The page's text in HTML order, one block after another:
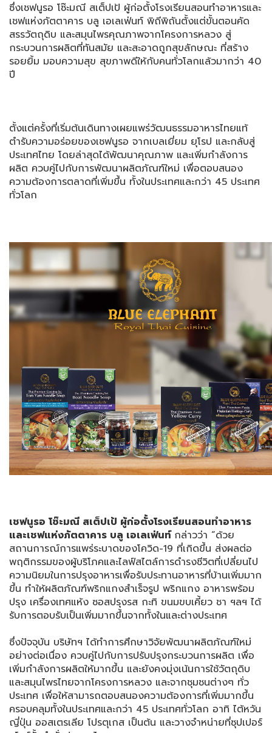
ซึ่งเชฟนูรอ โซ๊ะมณี สเต็ปเป้ ผู้ก่อตั้งโรงเรียนสอนทำอาหารและ
เชฟแห่งภัตตาคาร บลู เอเลเฟ่นท์ พิถีพิถันตั้งแต่ขั้นตอนคัด
สรรวัตถุดิบ และสมุนไพรคุณภาพจากโครงการหลวง สู่
กระบวนการผลิตที่ทันสมัย และสะอาดถูกสุขลักษณะ ที่สร้าง
รอยยิ้ม มอบความสุข สุขภาพดีให้กับคนทั่วโลกแล้วมากว่า 40
ปี
ตั้งแต่ครั้งที่เริ่มต้นเดินทางเผยแพร่วัฒนธรรมอาหารไทยแท้
ตำรับความอร่อยของเชฟนูรอ จากเบลเยี่ยม ยุโรป และกลับสู่
ประเทศไทย โดยล่าสุดได้พัฒนาคุณภาพ และเพิ่มกำลังการ
ผลิต ควบคู่ไปกับการพัฒนาผลิตภัณฑ์ใหม่ เพื่อตอบสนอง
ความต้องการตลาดที่เพิ่มขึ้น ทั้งในประเทศและกว่า 45 ประเทศ
ทั่วโลก
เชฟนูรอ โซ๊ะมณี สเต็ปเป้ ผู้ก่อตั้งโรงเรียนสอนทำอาหาร
และเชฟแห่งภัตตาคาร บลู เอเลเฟ่นท์ กล่าวว่า “ด้วย
สถานการณ์การแพร่ระบาดของโควิด-19 ที่เกิดขึ้น ส่งผลต่อ
พฤติกรรมของผู้บริโภคและไลฟ์สไตล์การดำรงชีวิตที่เปลี่ยนไป
ความนิยมในการปรุงอาหารเพื่อรับประทานอาหารที่บ้านเพิ่มมาก
ขึ้น ทำให้ผลิตภัณฑ์พริกแกงสำเร็จรูป พริกแกง อาหารพร้อม
ปรุง เครื่องเทศแห้ง ซอสปรุงรส กะทิ ขนมขบเคี้ยว ชา ฯลฯ ได้
รับการตอบรับเป็นเพิ่มมากขึ้นจากทั้งในและต่างประเทศ
ซึ่งปัจจุบัน บริษัทฯ ได้ทำการศึกษาวิจัยพัฒนาผลิตภัณฑ์ใหม่
อย่างต่อเนื่อง ควบคู่ไปกับการปรับปรุงกระบวนการผลิต เพื่อ
เพิ่มกำลังการผลิตให้มากขึ้น และยังคงมุ่งเน้นการใช้วัตถุดิบ
และสมุนไพรไทยจากโครงการหลวง และจากชุมชนต่างๆ ทั่ว
ประเทศ เพื่อให้สามารถตอบสนองความต้องการที่เพิ่มมากขึ้น
ครอบคลุมทั้งในประเทศและกว่า 45 ประเทศทั่วโลก อาทิ ไต้หวัน
ญี่ปุ่น ออสเตรเลีย โปรตุเกส เป็นต้น และวางจำหน่ายที่ซุปเปอร์